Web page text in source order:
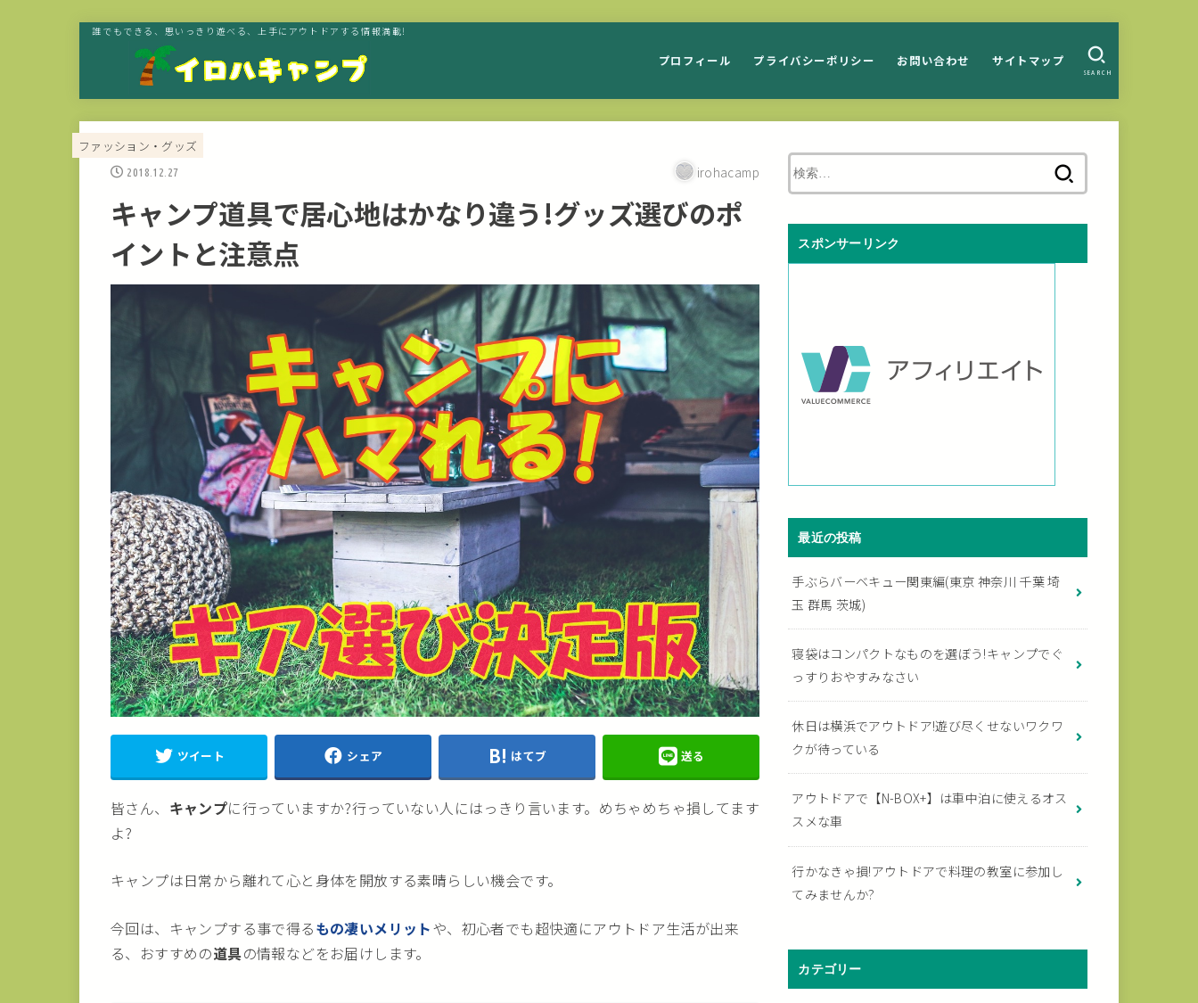
誰でもできる、思いっきり遊べる、上手にアウトドアする情報満載!
プロフィール プライバシーポリシー お問い合わせ サイトマップ
SEARCH
ファッション・グッズ
2018.12.27 irohacamp
キャンプ道具で居心地はかなり違う!グッズ選びのポ
イントと注意点
ツイート シェア はてブ 送る
皆さん、 キャンプに行っていますか?行っていない人にはっきり言います。めちゃめちゃ損してます
よ?
キャンプは日常から離れて心と身体を開放する素晴らしい機会です。
今回は、キャンプする事で得るもの凄いメリットや、初心者でも超快適にアウトドア生活が出来
る、おすすめの道具の情報などをお届けします。
スポンサーリンク
最近の投稿
手ぶらバーベキュー関東編(東京 神奈川 千葉 埼
玉 群馬 茨城)
寝袋はコンパクトなものを選ぼう!キャンプでぐ
っすりおやすみなさい
休日は横浜でアウトドア!遊び尽くせないワクワ
クが待っている
アウトドアで【N-BOX+】は車中泊に使えるオス
スメな車
行かなきゃ損!アウトドアで料理の教室に参加し
てみませんか?
カテゴリー